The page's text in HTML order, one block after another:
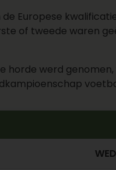
Europese
of tweede waren
horde werd
WED